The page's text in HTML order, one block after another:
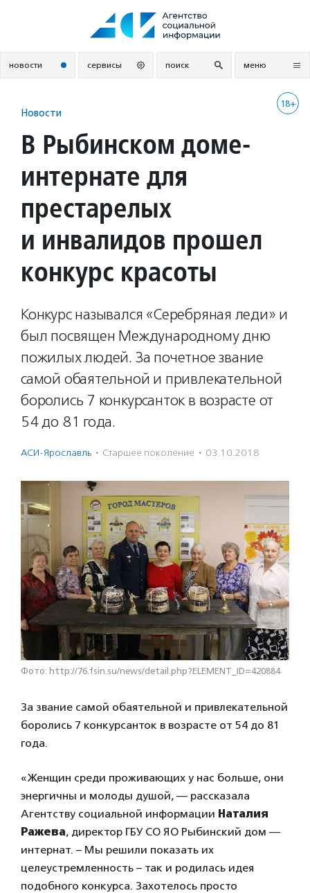
новости сервисы поиск меню
18+
Новости
В Рыбинском доме-
интернате для
престарелых
и инвалидов прошел
конкурс красоты
Конкурс назывался «Серебряная леди» и
был посвящен Международному дню
пожилых людей. За почетное звание
самой обаятельной и привлекательной
боролись 7 конкурсанток в возрасте от
54 до 81 года.
АСИ-Ярославль · Старшее поколение · 03.10.2018
Фото: http://76.fsin.su/news/detail.php?ELEMENT_ID=420884
За звание самой обаятельной и привлекательной
боролись 7 конкурсанток в возрасте от 54 до 81
года.
«Женщин среди проживающих у нас больше, они
энергичны и молоды душой, — рассказала
Агентству социальной информации Наталия
Ражева, директор ГБУ СО ЯО Рыбинский дом —
интернат. – Мы решили показать их
целеустремленность – так и родилась идея
подобного конкурса. Захотелось просто